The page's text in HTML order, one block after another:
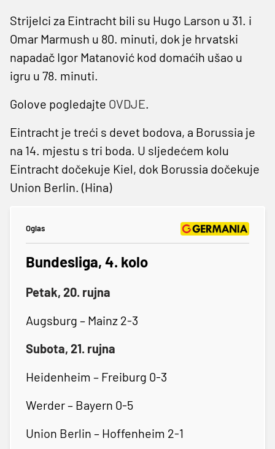
Strijelci za Eintracht bili su Hugo Larson u 31. i
Omar Marmush u 80. minuti, dok je hrvatski
napadač Igor Matanović kod domaćih ušao u
igru u 78. minuti.
Golove pogledajte OVDJE.
Eintracht je treći s devet bodova, a Borussia je
na 14. mjestu s tri boda. U sljedećem kolu
Eintracht dočekuje Kiel, dok Borussia dočekuje
Union Berlin. (Hina)
Oglas
Bundesliga, 4. kolo
Petak, 20. rujna
Augsburg – Mainz 2-3
Subota, 21. rujna
Heidenheim – Freiburg 0-3
Werder – Bayern 0-5
Union Berlin – Hoffenheim 2-1